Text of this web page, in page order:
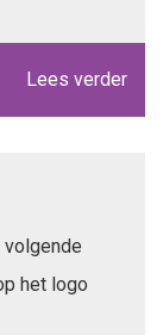
Lees verder
volgende
het logo